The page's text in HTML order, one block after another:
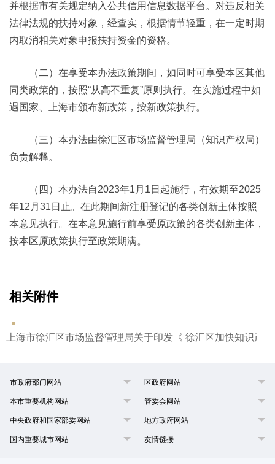
并根据市有关规定纳入公共信用信息数据平台。对违反相关
法律法规的扶持对象，经查实，根据情节轻重，在一定时期
内取消相关对象申报扶持资金的资格。
（二）在享受本办法政策期间，如同时可享受本区其他
同类政策的，按照“从高不重复”原则执行。在实施过程中如
遇国家、上海市颁布新政策，按新政策执行。
（三）本办法由徐汇区市场监督管理局（知识产权局）
负责解释。
（四）本办法自2023年1月1日起施行，有效期至2025
年12月31日止。在此期间新注册登记的各类创新主体按照
本意见执行。在本意见施行前享受原政策的各类创新主体，
按本区原政策执行至政策期满。
相关附件
上海市徐汇区市场监督管理局关于印发《 徐汇区加快知识产
市政府部门网站 区政府网站
本市重要机构网站 管委会网站
中央政府和国家部委网站 地方政府网站
国内重要城市网站 友情链接